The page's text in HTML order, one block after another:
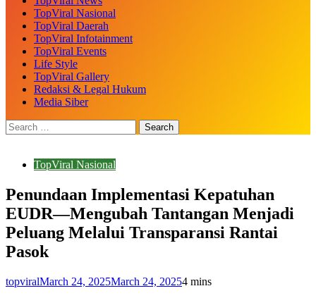
TopViral Nasional
TopViral Daerah
TopViral Infotainment
TopViral Events
Life Style
TopViral Gallery
Redaksi & Legal Hukum
Media Siber
TopViral Nasional
Penundaan Implementasi Kepatuhan
EUDR—Mengubah Tantangan Menjadi
Peluang Melalui Transparansi Rantai
Pasok
topviralMarch 24, 2025March 24, 20254 mins